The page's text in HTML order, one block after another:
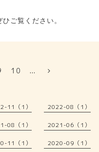
ご覧ください。
10 ...
11（1） 2022-08（1）
08（1） 2021-06（1）
11（1） 2020-09（1）